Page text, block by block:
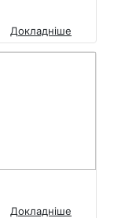
Докладніше
Докладніше